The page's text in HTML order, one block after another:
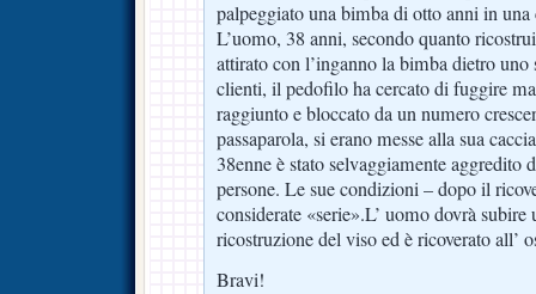
palpeggiato una bimba di otto anni in
L’uomo, 38 anni, secondo quanto
attirato con l’inganno la bimba dietro
clienti, il pedofilo ha cercato di fuggire
raggiunto e bloccato da un numero
passaparola, si erano messe alla sua
38enne è stato selvaggiamente aggredito
persone. Le sue condizioni – dopo il
considerate «serie».L’ uomo dovrà
ricostruzione del viso ed è ricoverato all’
Bravi!